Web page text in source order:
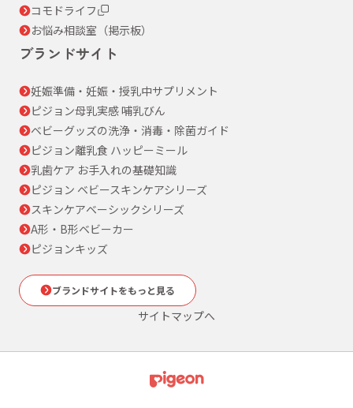
コモドライフ
お悩み相談室（掲示板）
ブランドサイト
妊娠準備・妊娠・授乳中サプリメント
ピジョン母乳実感 哺乳びん
ベビーグッズの洗浄・消毒・除菌ガイド
ピジョン離乳食 ハッピーミール
乳歯ケア お手入れの基礎知識
ピジョン ベビースキンケアシリーズ
スキンケアベーシックシリーズ
A形・B形ベビーカー
ピジョンキッズ
ブランドサイトをもっと見る
サイトマップへ